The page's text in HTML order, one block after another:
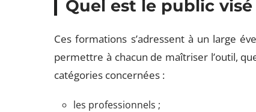
Quel est le public
Ces formations s’adressent à un large
permettre à chacun de maîtriser l’outil,
catégories concernées :
les professionnels ;